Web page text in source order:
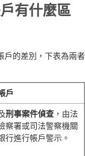
有什麼區
戶的差別，下表為兩者
戶
刑事案件偵查 ，由法
察署或司法警察機關
行進行帳戶警示。